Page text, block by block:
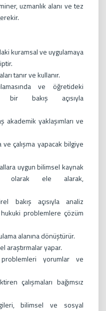
uzmanlık alanı ve tez
kuramsal ve uygulamaya
tanır ve kullanır.
ve öğretideki
bir bakış açısıyla
akademik yaklaşımları ve
ve çalışma yapacak bilgiye
uygun bilimsel kaynak
olarak ele alarak,
bakış açısıyla analiz
problemlere çözüm
alanına dönüştürür.
araştırmalar yapar.
yorumlar ve
çalışmaları bağımsız
bilimsel ve sosyal